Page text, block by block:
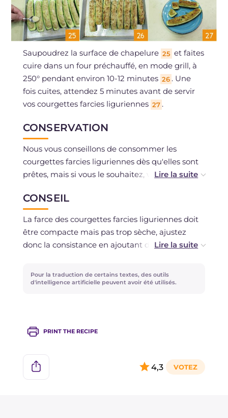
Saupoudrez la surface de chapelure 25 et faites
cuire dans un four préchauffé, en mode grill, à
250° pendant environ 10-12 minutes 26 . Une
fois cuites, attendez 5 minutes avant de servir
vos courgettes farcies liguriennes 27 .
CONSERVATION
Nous vous conseillons de consommer les
courgettes farcies liguriennes dès qu'elles sont
prêtes, mais si vous le souhaitez, vous pouvez
fermées, pendant un maximum de deux jours.
La congélation est déconseillée.
CONSEIL
La farce des courgettes farcies liguriennes doit
être compacte mais pas trop sèche, ajustez
donc la consistance en ajoutant du lait ou du
courgettes, vous pouvez utiliser une petite
cuillère si vous n'avez pas de cuillère parisienne ;
cuisson, vous pouvez le tapisser de papier
Pour la traduction de certains textes, des outils
d'intelligence artificielle peuvent avoir été utilisés.
PRINT THE RECIPE
4,3